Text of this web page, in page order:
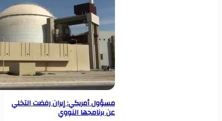
مسؤول أمريكي: إيران رفضت التخلي
عن برنامجها النووي